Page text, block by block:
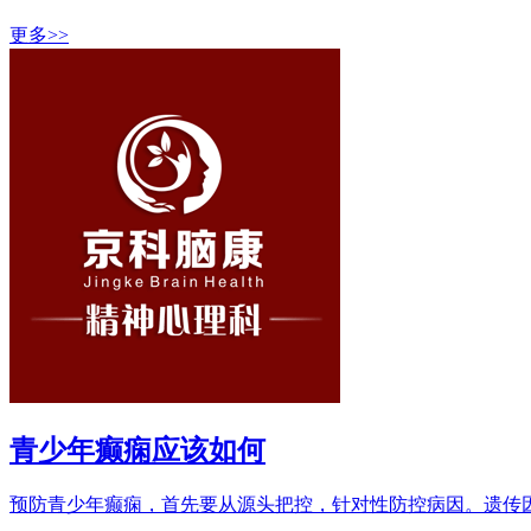
更多>>
青少年癫痫应该如何
预防青少年癫痫，首先要从源头把控，针对性防控病因。遗传